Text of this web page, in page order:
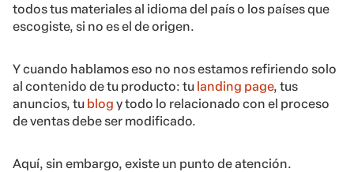
todos tus materiales al idioma del país o los países que
escogiste, si no es el de origen.
Y cuando hablamos eso no nos estamos refiriendo solo
al contenido de tu producto: tu landing page, tus
anuncios, tu blog y todo lo relacionado con el proceso
de ventas debe ser modificado.
Aquí, sin embargo, existe un punto de atención.